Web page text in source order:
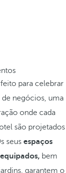
para celebrar
negócios, uma
onde cada
são projetados
seus espaços
bem
garantem o